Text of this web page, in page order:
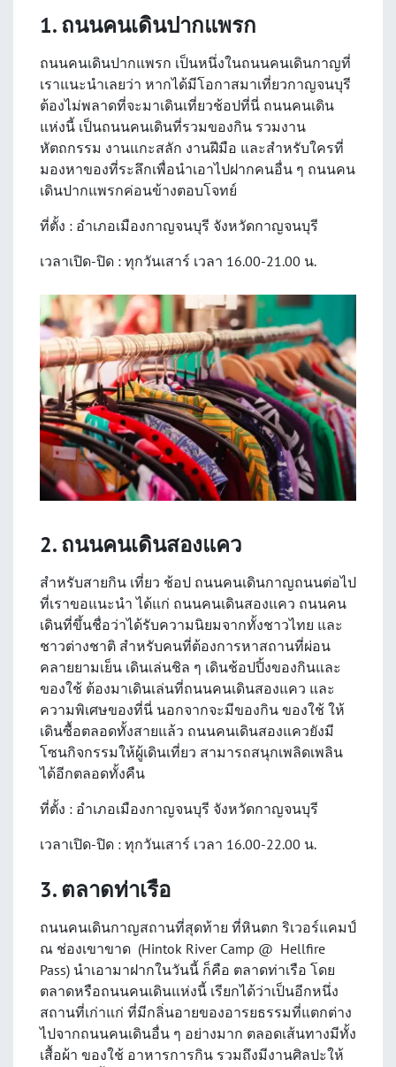
1. ถนนคนเดินปากแพรก
ถนนคนเดินปากแพรก เป็นหนึ่งในถนนคนเดินกาญที่
เราแนะนำเลยว่า หากได้มีโอกาสมาเที่ยวกาญจนบุรี
ต้องไม่พลาดที่จะมาเดินเที่ยวช้อปที่นี่ ถนนคนเดิน
แห่งนี้ เป็นถนนคนเดินที่รวมของกิน รวมงาน
หัตถกรรม งานแกะสลัก งานฝีมือ และสำหรับใครที่
มองหาของที่ระลึกเพื่อนำเอาไปฝากคนอื่น ๆ ถนนคน
เดินปากแพรกค่อนข้างตอบโจทย์
ที่ตั้ง : อำเภอเมืองกาญจนบุรี จังหวัดกาญจนบุรี
เวลาเปิด-ปิด : ทุกวันเสาร์ เวลา 16.00-21.00 น.
2. ถนนคนเดินสองแคว
สำหรับสายกิน เที่ยว ช้อป ถนนคนเดินกาญถนนต่อไป
ที่เราขอแนะนำ ได้แก่ ถนนคนเดินสองแคว ถนนคน
เดินที่ขึ้นชื่อว่าได้รับความนิยมจากทั้งชาวไทย และ
ชาวต่างชาติ สำหรับคนที่ต้องการหาสถานที่ผ่อน
คลายยามเย็น เดินเล่นชิล ๆ เดินช้อปปิ้งของกินและ
ของใช้ ต้องมาเดินเล่นที่ถนนคนเดินสองแคว และ
ความพิเศษของที่นี่ นอกจากจะมีของกิน ของใช้ ให้
เดินซื้อตลอดทั้งสายแล้ว ถนนคนเดินสองแควยังมี
โซนกิจกรรมให้ผู้เดินเที่ยว สามารถสนุกเพลิดเพลิน
ได้อีกตลอดทั้งคืน
ที่ตั้ง : อำเภอเมืองกาญจนบุรี จังหวัดกาญจนบุรี
เวลาเปิด-ปิด : ทุกวันเสาร์ เวลา 16.00-22.00 น.
3. ตลาดท่าเรือ
ถนนคนเดินกาญสถานที่สุดท้าย ที่หินตก ริเวอร์แคมป์
ณ ช่องเขาขาด (Hintok River Camp @ Hellfire
Pass) นำเอามาฝากในวันนี้ ก็คือ ตลาดท่าเรือ โดย
ตลาดหรือถนนคนเดินแห่งนี้ เรียกได้ว่าเป็นอีกหนึ่ง
สถานที่เก่าแก่ ที่มีกลิ่นอายของอารยธรรมที่แตกต่าง
ไปจากถนนคนเดินอื่น ๆ อย่างมาก ตลอดเส้นทางมีทั้ง
เสื้อผ้า ของใช้ อาหารการกิน รวมถึงมีงานศิลปะให้